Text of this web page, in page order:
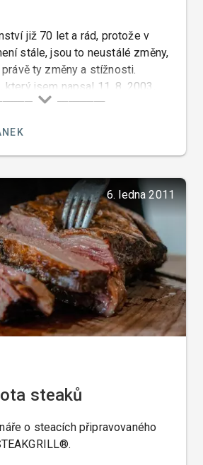
již 70 let a rád, protože v
stále, jsou to neustálé změny,
ty změny a stížnosti.
který jsem napsal 11. 8. 2003,
6. ledna 2011
steaků
o steacích připravovaného